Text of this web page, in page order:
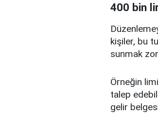
400 bin
kişiler, bu
sunmak
Örneğin
talep
gelir